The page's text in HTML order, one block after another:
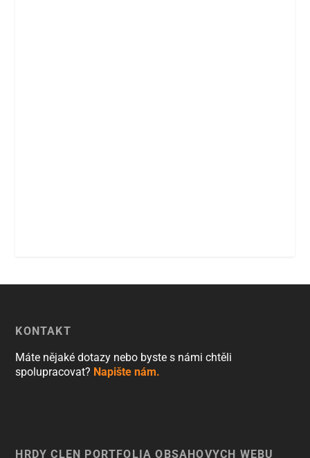
KONTAKT
Máte nějaké dotazy nebo byste s námi chtěli
spolupracovat? Napište nám.
HRDÝ ČLEN PORTFOLIA OBSAHOVÝCH WEBŮ